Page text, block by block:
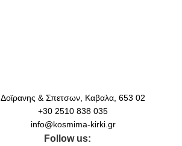
Δοϊρανης & Σπετσων, Καβαλα, 653 02
+30 2510 838 035
info@kosmima-kirki.gr
Follow us: